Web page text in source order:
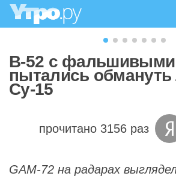
B-52 с фальшивыми
пытались обмануть
Су-15
прочитано 3156 раз
GAM-72 на радарах